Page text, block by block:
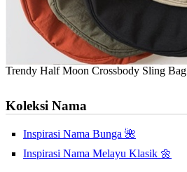
Trendy Half Moon Crossbody Sling Bag
Koleksi Nama
Inspirasi Nama Bunga 🌺
Inspirasi Nama Melayu Klasik 🌼